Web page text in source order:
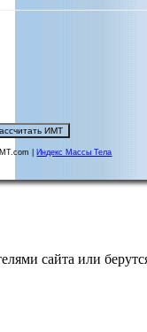
| Индекс Массы Тела
сайта или